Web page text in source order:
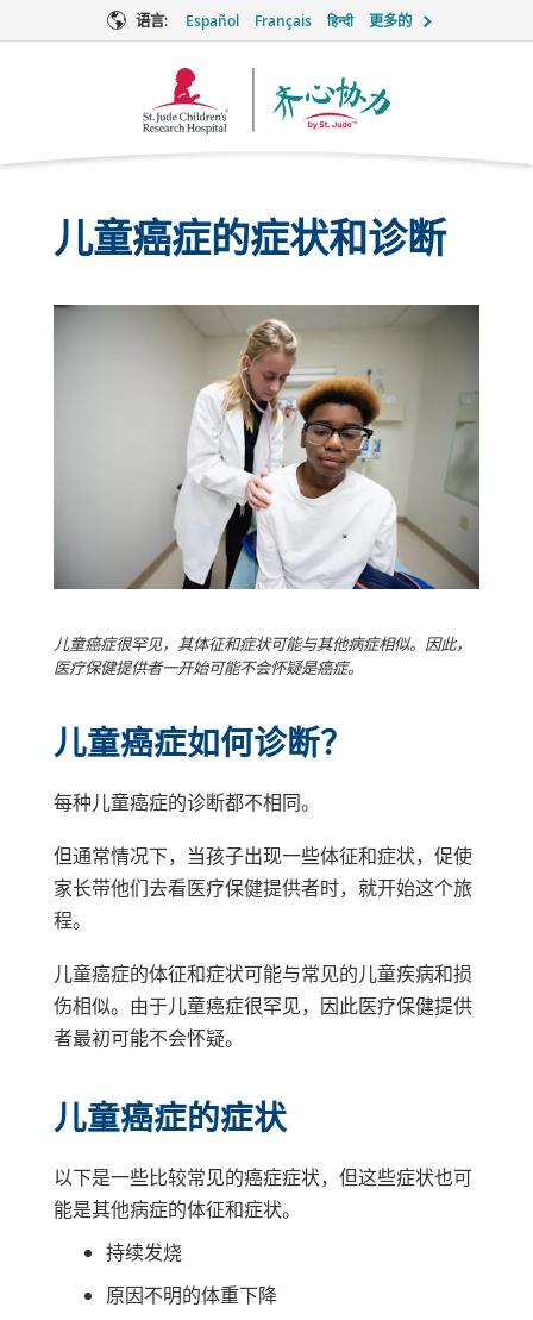
语言: Español Français हिन्दी 更多的
Together
儿童癌症的症状和诊断
儿童癌症很罕见，其体征和症状可能与其他病症相似。因此，
医疗保健提供者一开始可能不会怀疑是癌症。
儿童癌症如何诊断？
每种儿童癌症的诊断都不相同。
但通常情况下，当孩子出现一些体征和症状，促使
家长带他们去看医疗保健提供者时，就开始这个旅
程。
儿童癌症的体征和症状可能与常见的儿童疾病和损
伤相似。由于儿童癌症很罕见，因此医疗保健提供
者最初可能不会怀疑。
儿童癌症的症状
以下是一些比较常见的癌症症状，但这些症状也可
能是其他病症的体征和症状。
持续发烧
原因不明的体重下降